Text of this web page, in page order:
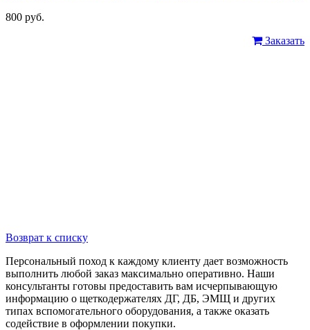
800 руб.
Заказать
Возврат к списку
Персональный поход к каждому клиенту дает возможность
выполнить любой заказ максимально оперативно. Наши
консультанты готовы предоставить вам исчерпывающую
информацию о щеткодержателях ДГ, ДБ, ЭМЩ и других
типах вспомогательного оборудования, а также оказать
содействие в оформлении покупки.